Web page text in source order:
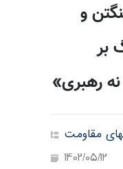
و
بر
رهبری»
مقاومت
1402/05/12